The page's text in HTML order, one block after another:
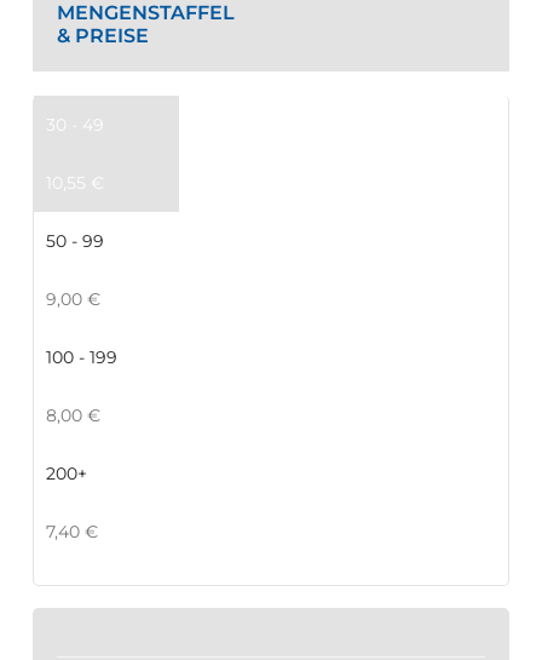
MENGENSTAFFEL
& PREISE
30 - 49
10,55 €
50 - 99
9,00 €
100 - 199
8,00 €
200+
7,40 €